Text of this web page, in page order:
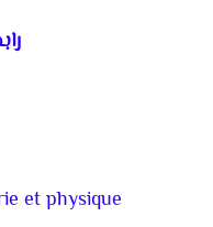
et physique